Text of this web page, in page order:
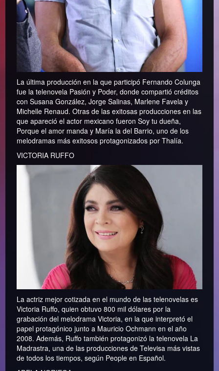
La última producción en la que participó Fernando Colunga
fue la telenovela Pasión y Poder, donde compartió créditos
con Susana González, Jorge Salinas, Marlene Favela y
Michelle Renaud. Otras de las exitosas producciones en las
que apareció el actor mexicano fueron Soy tu dueña,
Porque el amor manda y María la del Barrio, uno de los
melodramas más exitosos protagonizados por Thalía.
VICTORIA RUFFO
La actriz mejor cotizada en el mundo de las telenovelas es
Victoria Ruffo, quien obtuvo 800 mil dólares por la
grabación del melodrama Victoria, en la que interpretó el
papel protagónico junto a Mauricio Ochmann en el año
2008. Además, Ruffo también protagonizó la telenovela La
Madrastra, una de las producciones de Televisa más vistas
de todos los tiempos, según People en Español.